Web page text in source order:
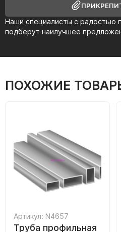
Наши специалисты с радостью
подберут наилучшее
ПОХОЖИЕ
Артикул: N4657
Труба профильная